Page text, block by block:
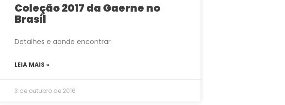
Coleção 2017 da Gaerne no
Brasil
Detalhes e aonde encontrar
LEIA MAIS »
3 de outubro de 2016